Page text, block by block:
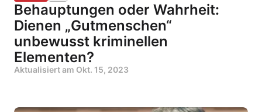
Behauptungen oder Wahrheit:
Dienen „Gutmenschen“
unbewusst kriminellen
Elementen?
Aktualisiert am Okt. 15, 2023